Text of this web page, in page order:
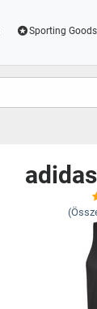
Sporting Goods